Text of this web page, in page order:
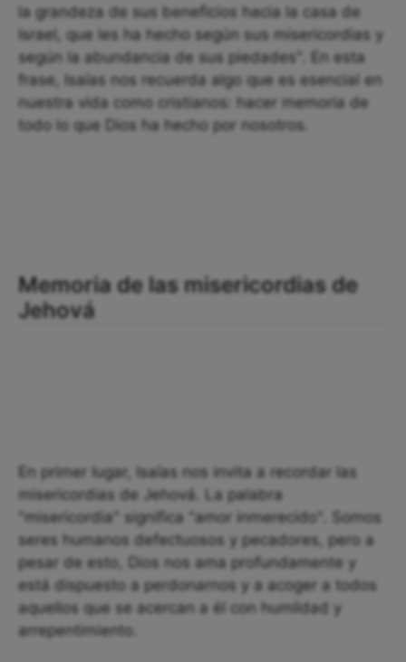
la grandeza de sus beneficios hacia la casa de
Israel, que les ha hecho según sus misericordias y
según la abundancia de sus piedades". En esta
frase, Isaías nos recuerda algo que es esencial en
nuestra vida como cristianos: hacer memoria de
todo lo que Dios ha hecho por nosotros.
Memoria de las misericordias de
Jehová
En primer lugar, Isaías nos invita a recordar las
misericordias de Jehová. La palabra
"misericordia" significa "amor inmerecido". Somos
seres humanos defectuosos y pecadores, pero a
pesar de esto, Dios nos ama profundamente y
está dispuesto a perdonarnos y a acoger a todos
aquellos que se acercan a él con humildad y
arrepentimiento.